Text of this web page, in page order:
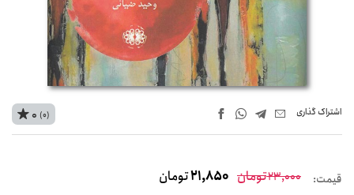
اشتراک‌ گذاری 0 (0)
قیمت: 23,000تومان 21,850تومان